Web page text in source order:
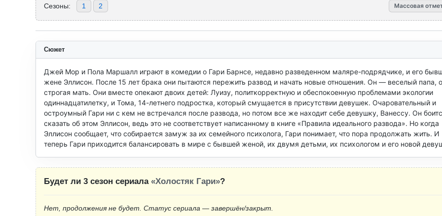
Сезоны: 1 2 Массовая
Сюжет
Джей Мор и Пола Маршалл играют в комедии о Гари Барнсе, недавно разведенном маляре-подрядчике, и его
жене Эллисон. После 15 лет брака они пытаются пережить развод и начать новые отношения. Он — веселый папа,
строгая мать. Они вместе опекают двоих детей: Луизу, политкорректную и обеспокоенную проблемами экологии
одиннадцатилетку, и Тома, 14-летнего подростка, который смущается в присутствии девушек. Очаровательный и
остроумный Гари ни с кем не встречался после развода, но потом все же находит себе девушку, Ванессу. Он
сказать об этом Эллисон, ведь это не соответствует написанному в книге «Правила идеального развода». Но когда
Эллисон сообщает, что собирается замуж за их семейного психолога, Гари понимает, что пора продолжать жить. И
теперь Гари приходится балансировать в мире с бывшей женой, их двумя детьми, их психологом и его новой
Будет ли 3 сезон сериала «Холостяк Гари»?
Нет, продолжения не будет. Статус сериала — завершён/закрыт.